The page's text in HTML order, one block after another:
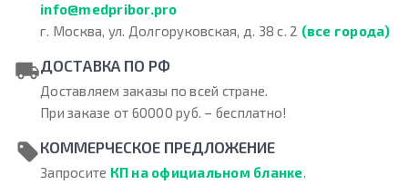
info@medpribor.pro
г. Москва, ул. Долгоруковская, д. 38 с. 2 (все города)
ДОСТАВКА ПО РФ
Доставляем заказы по всей стране.
При заказе от 60000 руб. – бесплатно!
КОММЕРЧЕСКОЕ ПРЕДЛОЖЕНИЕ
Запросите КП на официальном бланке.